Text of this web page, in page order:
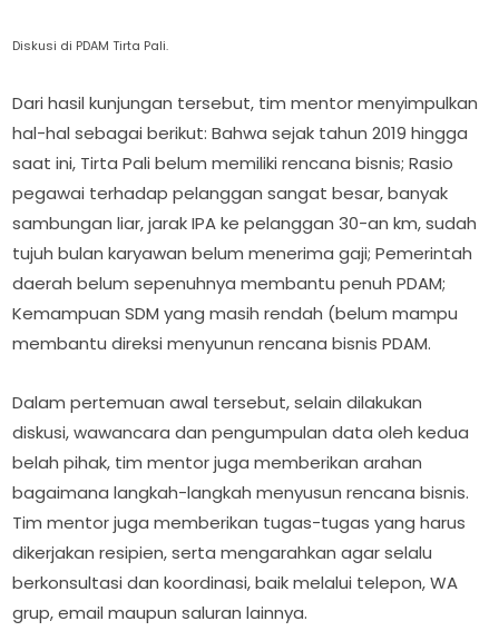
Diskusi di PDAM Tirta Pali.
Dari hasil kunjungan tersebut, tim mentor menyimpulkan
hal-hal sebagai berikut: Bahwa sejak tahun 2019 hingga
saat ini, Tirta Pali belum memiliki rencana bisnis; Rasio
pegawai terhadap pelanggan sangat besar, banyak
sambungan liar, jarak IPA ke pelanggan 30-an km, sudah
tujuh bulan karyawan belum menerima gaji; Pemerintah
daerah belum sepenuhnya membantu penuh PDAM;
Kemampuan SDM yang masih rendah (belum mampu
membantu direksi menyunun rencana bisnis PDAM.
Dalam pertemuan awal tersebut, selain dilakukan
diskusi, wawancara dan pengumpulan data oleh kedua
belah pihak, tim mentor juga memberikan arahan
bagaimana langkah-langkah menyusun rencana bisnis.
Tim mentor juga memberikan tugas-tugas yang harus
dikerjakan resipien, serta mengarahkan agar selalu
berkonsultasi dan koordinasi, baik melalui telepon, WA
grup, email maupun saluran lainnya.